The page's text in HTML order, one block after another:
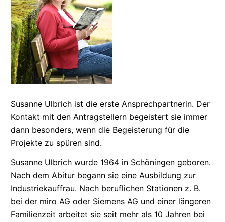
Susanne Ulbrich ist die erste Ansprechpartnerin. Der
Kontakt mit den Antragstellern begeistert sie immer
dann besonders, wenn die Begeisterung für die
Projekte zu spüren sind.
Susanne Ulbrich wurde 1964 in Schöningen geboren.
Nach dem Abitur begann sie eine Ausbildung zur
Industriekauffrau. Nach beruflichen Stationen z. B.
bei der miro AG oder Siemens AG und einer längeren
Familienzeit arbeitet sie seit mehr als 10 Jahren bei